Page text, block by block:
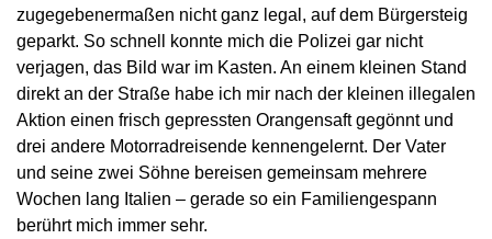
zugegebenermaßen nicht ganz legal, auf dem Bürgersteig
geparkt. So schnell konnte mich die Polizei gar nicht
verjagen, das Bild war im Kasten. An einem kleinen Stand
direkt an der Straße habe ich mir nach der kleinen illegalen
Aktion einen frisch gepressten Orangensaft gegönnt und
drei andere Motorradreisende kennengelernt. Der Vater
und seine zwei Söhne bereisen gemeinsam mehrere
Wochen lang Italien – gerade so ein Familiengespann
berührt mich immer sehr.